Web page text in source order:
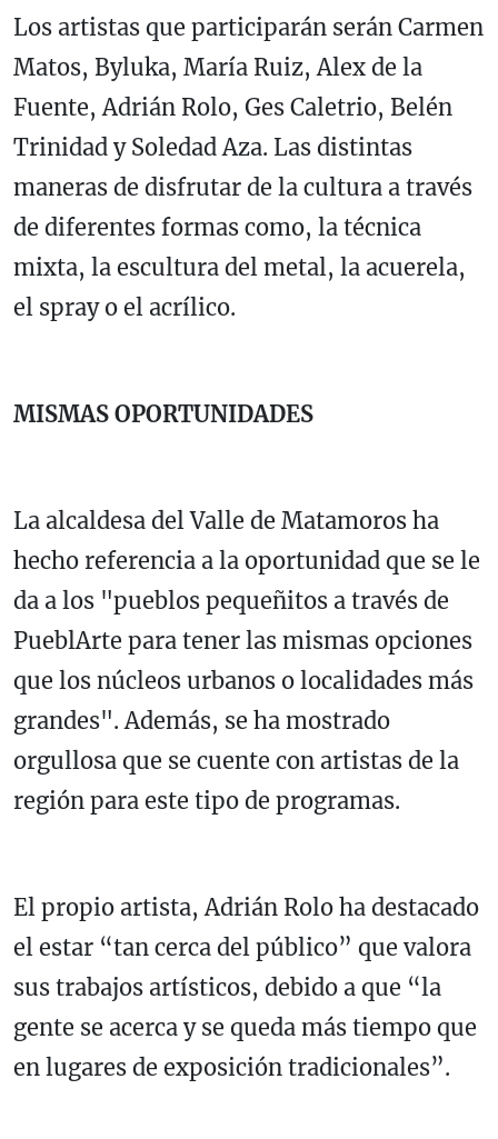
Los artistas que participarán serán Carmen
Matos, Byluka, María Ruiz, Alex de la
Fuente, Adrián Rolo, Ges Caletrio, Belén
Trinidad y Soledad Aza. Las distintas
maneras de disfrutar de la cultura a través
de diferentes formas como, la técnica
mixta, la escultura del metal, la acuerela,
el spray o el acrílico.
MISMAS OPORTUNIDADES
La alcaldesa del Valle de Matamoros ha
hecho referencia a la oportunidad que se le
da a los "pueblos pequeñitos a través de
PueblArte para tener las mismas opciones
que los núcleos urbanos o localidades más
grandes". Además, se ha mostrado
orgullosa que se cuente con artistas de la
región para este tipo de programas.
El propio artista, Adrián Rolo ha destacado
el estar “tan cerca del público” que valora
sus trabajos artísticos, debido a que “la
gente se acerca y se queda más tiempo que
en lugares de exposición tradicionales”.